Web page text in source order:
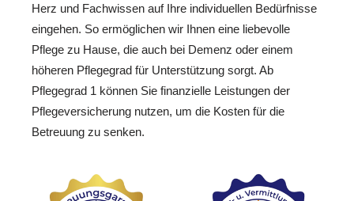
Herz und Fachwissen auf Ihre individuellen Bedürfnisse
eingehen. So ermöglichen wir Ihnen eine liebevolle
Pflege zu Hause, die auch bei Demenz oder einem
höheren Pflegegrad für Unterstützung sorgt. Ab
Pflegegrad 1 können Sie finanzielle Leistungen der
Pflegeversicherung nutzen, um die Kosten für die
Betreuung zu senken.